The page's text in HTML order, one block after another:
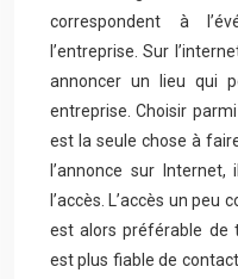
correspondent à
l’entreprise. Sur
annoncer un lieu qui
entreprise. Choisir
est la seule chose à
l’annonce sur
l’accès. L’accès un peu
est alors préférable de
est plus fiable de